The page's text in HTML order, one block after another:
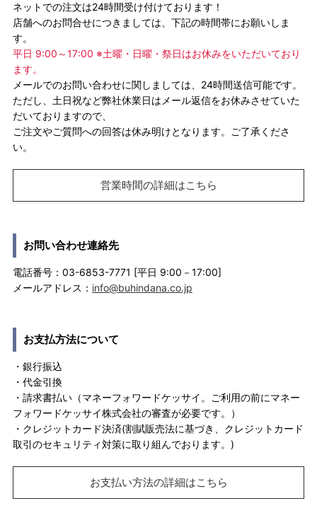
ネットでの注文は24時間受け付けております！
店舗へのお問合せにつきましては、下記の時間帯にお願いしま
す。
平日 9:00～17:00 ※土曜・日曜・祭日はお休みをいただいており
ます。
メールでのお問い合わせに関しましては、24時間送信可能です。
ただし、土日祝など弊社休業日はメール返信をお休みさせていた
だいておりますので、
ご注文やご質問への回答は休み明けとなります。ご了承くださ
い。
営業時間の詳細はこちら
お問い合わせ連絡先
電話番号：03-6853-7771 [平日 9:00－17:00]
メールアドレス： info@buhindana.co.jp
お支払方法について
・銀行振込
・代金引換
・請求書払い（マネーフォワードケッサイ。ご利用の前にマネー
フォワードケッサイ株式会社の審査が必要です。）
・クレジットカード決済(割賦販売法に基づき、クレジットカード
取引のセキュリティ対策に取り組んでおります。)
お支払い方法の詳細はこちら